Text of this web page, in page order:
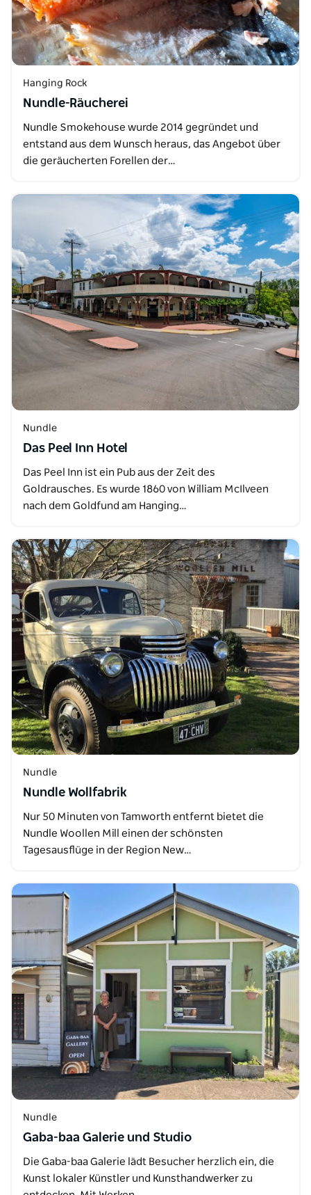
Hanging Rock
Nundle-Räucherei
Nundle Smokehouse wurde 2014 gegründet und
entstand aus dem Wunsch heraus, das Angebot über
die geräucherten Forellen der…
Nundle
Das Peel Inn Hotel
Das Peel Inn ist ein Pub aus der Zeit des
Goldrausches. Es wurde 1860 von William McIlveen
nach dem Goldfund am Hanging…
Nundle
Nundle Wollfabrik
Nur 50 Minuten von Tamworth entfernt bietet die
Nundle Woollen Mill einen der schönsten
Tagesausflüge in der Region New…
Nundle
Gaba-baa Galerie und Studio
Die Gaba-baa Galerie lädt Besucher herzlich ein, die
Kunst lokaler Künstler und Kunsthandwerker zu